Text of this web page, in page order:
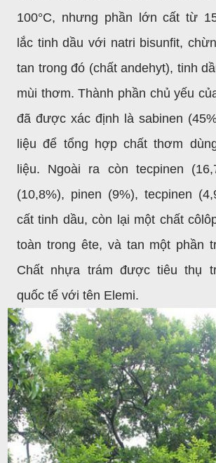
100°C, nhưng phần lớn cất từ
lắc tinh dầu với natri bisunfit,
tan trong đó (chất andehyt), tinh
mùi thơm. Thành phần chủ yếu
đã được xác định là sabinen
liệu để tổng hợp chất thơm
liệu. Ngoài ra còn tecpinen
(10,8%), pinen (9%), tecpinen
cất tinh dầu, còn lại một chất
toàn trong ête, và tan một phần
Chất nhựa trám được tiêu thụ
quốc tế với tên Elemi.